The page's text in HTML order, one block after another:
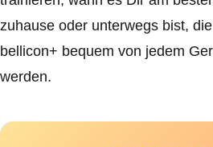
zuhause oder unterwegs bist,
bellicon+ bequem von jedem
werden.